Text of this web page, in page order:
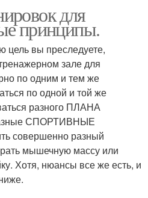
для
принципы.
цель вы преследуете,
зале для
по одним и тем же
по одной и той же
разного ПЛАНА
СПОРТИВНЫЕ
совершенно разный
мышечную массу или
Хотя, нюансы все же есть, и